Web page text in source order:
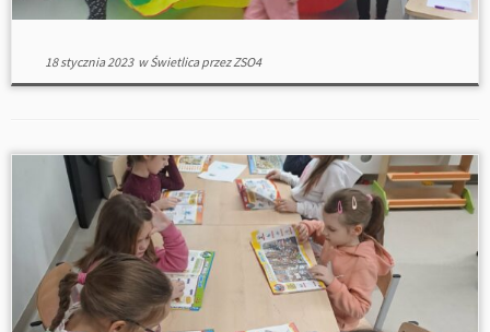
18 stycznia 2023wŚwietlicaprzezZSO4